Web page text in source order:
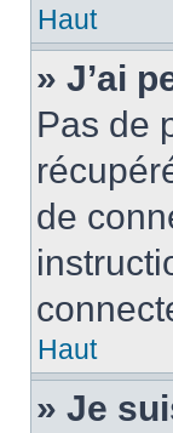
Haut
» J’ai
Pas de
de
Haut
» Je